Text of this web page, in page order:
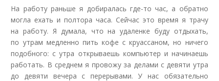
На работу раньше я добиралась где-то час, а обратно
могла ехать и полтора часа. Сейчас это время я трачу
на работу. Я думала, что на удаленке буду отдыхать,
по утрам медленно пить кофе с круассаном, но ничего
подобного: с утра открываешь компьютер и начинаешь
работать. В среднем я провожу за делами с девяти утра
до девяти вечера с перерывами. У нас обязательно